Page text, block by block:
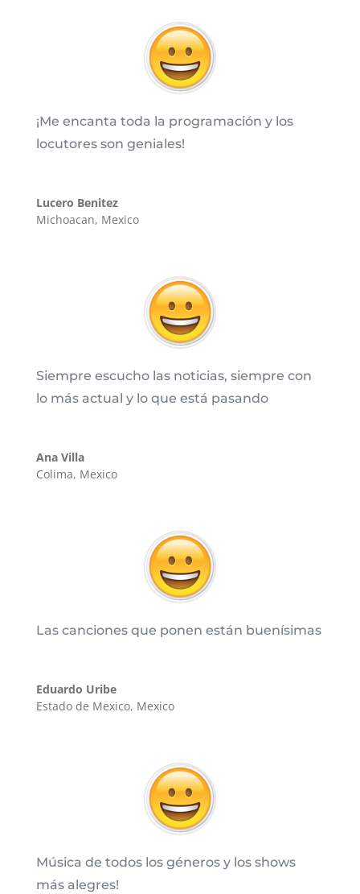
¡Me encanta toda la programación y los
locutores son geniales!
Lucero Benitez
Michoacan, Mexico
Siempre escucho las noticias, siempre con
lo más actual y lo que está pasando
Ana Villa
Colima, Mexico
Las canciones que ponen están buenísimas
Eduardo Uribe
Estado de Mexico, Mexico
Música de todos los géneros y los shows
más alegres!